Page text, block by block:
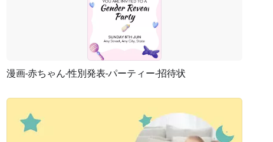
プレビュー カスタマイズ
漫画-赤ちゃん-性別発表-パーティー-招待状